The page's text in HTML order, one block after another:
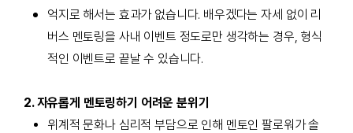
억지로 해서는 효과가 없습니다. 배우겠다는 자세 없이 리
버스 멘토링을 사내 이벤트 정도로만 생각하는 경우, 형식
적인 이벤트로 끝날 수 있습니다.
2. 자유롭게 멘토링하기 어려운 분위기
위계적 문화나 심리적 부담으로 인해 멘토인 팔로워가 솔